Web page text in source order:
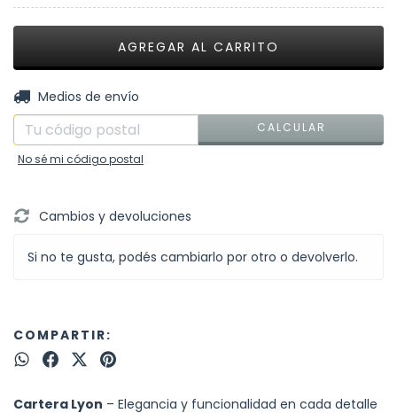
Entregas para el CP:
Medios de envío
CALCULAR
No sé mi código postal
Cambios y devoluciones
Si no te gusta, podés cambiarlo por otro o devolverlo.
COMPARTIR:
Cartera Lyon – Elegancia y funcionalidad en cada detalle